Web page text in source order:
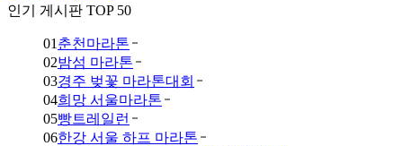
인기 게시판 TOP 50
01 춘천마라톤
02밤섬 마라톤
03경주 벚꽃 마라톤대회
04희망 서울마라톤
05빵트레일런
06한강 서울 하프 마라톤